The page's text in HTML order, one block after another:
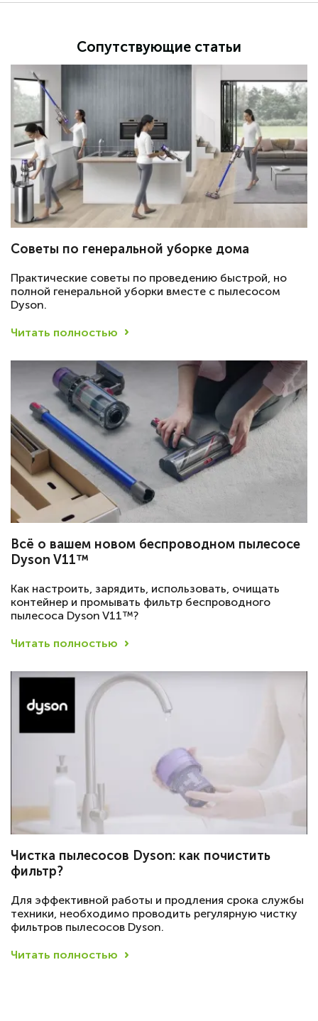
Сопутствующие статьи
Советы по генеральной уборке дома
Практические советы по проведению быстрой, но
полной генеральной уборки вместе с пылесосом
Dyson.
Читать полностью
Всё о вашем новом беспроводном пылесосе
Dyson V11™
Как настроить, зарядить, использовать, очищать
контейнер и промывать фильтр беспроводного
пылесоса Dyson V11™?
Читать полностью
Чистка пылесосов Dyson: как почистить
фильтр?
Для эффективной работы и продления срока службы
техники, необходимо проводить регулярную чистку
фильтров пылесосов Dyson.
Читать полностью